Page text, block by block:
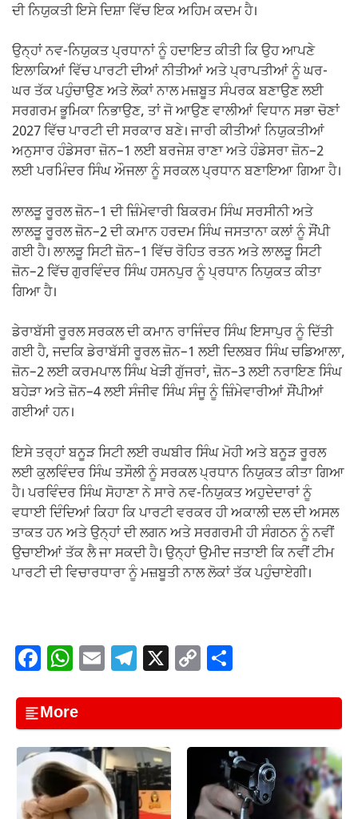
ਦੀ ਨਿਯੁਕਤੀ ਇਸੇ ਦਿਸ਼ਾ ਵਿੱਚ ਇਕ ਅਹਿਮ ਕਦਮ ਹੈ।
ਉਨ੍ਹਾਂ ਨਵ-ਨਿਯੁਕਤ ਪ੍ਰਧਾਨਾਂ ਨੂੰ ਹਦਾਇਤ ਕੀਤੀ ਕਿ ਉਹ ਆਪਣੇ
ਇਲਾਕਿਆਂ ਵਿੱਚ ਪਾਰਟੀ ਦੀਆਂ ਨੀਤੀਆਂ ਅਤੇ ਪ੍ਰਾਪਤੀਆਂ ਨੂੰ ਘਰ-
ਘਰ ਤੱਕ ਪਹੁੰਚਾਉਣ ਅਤੇ ਲੋਕਾਂ ਨਾਲ ਮਜ਼ਬੂਤ ਸੰਪਰਕ ਬਣਾਉਣ ਲਈ
ਸਰਗਰਮ ਭੂਮਿਕਾ ਨਿਭਾਉਣ, ਤਾਂ ਜੋ ਆਉਣ ਵਾਲੀਆਂ ਵਿਧਾਨ ਸਭਾ ਚੋਣਾਂ
2027 ਵਿੱਚ ਪਾਰਟੀ ਦੀ ਸਰਕਾਰ ਬਣੇ। ਜਾਰੀ ਕੀਤੀਆਂ ਨਿਯੁਕਤੀਆਂ
ਅਨੁਸਾਰ ਹੰਡੇਸਰਾ ਜ਼ੋਨ–1 ਲਈ ਬਰਜੇਸ਼ ਰਾਣਾ ਅਤੇ ਹੰਡੇਸਰਾ ਜ਼ੋਨ–2
ਲਈ ਪਰਮਿੰਦਰ ਸਿੰਘ ਔਜਲਾ ਨੂੰ ਸਰਕਲ ਪ੍ਰਧਾਨ ਬਣਾਇਆ ਗਿਆ ਹੈ।
ਲਾਲੜੂ ਰੂਰਲ ਜ਼ੋਨ–1 ਦੀ ਜ਼ਿੰਮੇਵਾਰੀ ਬਿਕਰਮ ਸਿੰਘ ਸਰਸੀਨੀ ਅਤੇ
ਲਾਲੜੂ ਰੂਰਲ ਜ਼ੋਨ–2 ਦੀ ਕਮਾਨ ਹਰਦਮ ਸਿੰਘ ਜਸਤਾਨਾ ਕਲਾਂ ਨੂੰ ਸੌਂਪੀ
ਗਈ ਹੈ। ਲਾਲੜੂ ਸਿਟੀ ਜ਼ੋਨ–1 ਵਿੱਚ ਰੋਹਿਤ ਰਤਨ ਅਤੇ ਲਾਲੜੂ ਸਿਟੀ
ਜ਼ੋਨ–2 ਵਿੱਚ ਗੁਰਵਿੰਦਰ ਸਿੰਘ ਹਸਨਪੁਰ ਨੂੰ ਪ੍ਰਧਾਨ ਨਿਯੁਕਤ ਕੀਤਾ
ਗਿਆ ਹੈ।
ਡੇਰਾਬੱਸੀ ਰੂਰਲ ਸਰਕਲ ਦੀ ਕਮਾਨ ਰਾਜਿੰਦਰ ਸਿੰਘ ਇਸਾਪੁਰ ਨੂੰ ਦਿੱਤੀ
ਗਈ ਹੈ, ਜਦਕਿ ਡੇਰਾਬੱਸੀ ਰੂਰਲ ਜ਼ੋਨ–1 ਲਈ ਦਿਲਬਰ ਸਿੰਘ ਚਡਿਆਲਾ,
ਜ਼ੋਨ–2 ਲਈ ਕਰਮਪਾਲ ਸਿੰਘ ਖੇੜੀ ਗੁੱਜਰਾਂ, ਜ਼ੋਨ–3 ਲਈ ਨਰਾਇਣ ਸਿੰਘ
ਬਹੇੜਾ ਅਤੇ ਜ਼ੋਨ–4 ਲਈ ਸੰਜੀਵ ਸਿੰਘ ਸੰਜੂ ਨੂੰ ਜ਼ਿੰਮੇਵਾਰੀਆਂ ਸੌਂਪੀਆਂ
ਗਈਆਂ ਹਨ।
ਇਸੇ ਤਰ੍ਹਾਂ ਬਨੂੜ ਸਿਟੀ ਲਈ ਰਘਬੀਰ ਸਿੰਘ ਮੋਹੀ ਅਤੇ ਬਨੂੜ ਰੂਰਲ
ਲਈ ਕੁਲਵਿੰਦਰ ਸਿੰਘ ਤਸੌਲੀ ਨੂੰ ਸਰਕਲ ਪ੍ਰਧਾਨ ਨਿਯੁਕਤ ਕੀਤਾ ਗਿਆ
ਹੈ। ਪਰਵਿੰਦਰ ਸਿੰਘ ਸੋਹਾਣਾ ਨੇ ਸਾਰੇ ਨਵ-ਨਿਯੁਕਤ ਅਹੁਦੇਦਾਰਾਂ ਨੂੰ
ਵਧਾਈ ਦਿੰਦਿਆਂ ਕਿਹਾ ਕਿ ਪਾਰਟੀ ਵਰਕਰ ਹੀ ਅਕਾਲੀ ਦਲ ਦੀ ਅਸਲ
ਤਾਕਤ ਹਨ ਅਤੇ ਉਨ੍ਹਾਂ ਦੀ ਲਗਨ ਅਤੇ ਸਰਗਰਮੀ ਹੀ ਸੰਗਠਨ ਨੂੰ ਨਵੀਂ
ਉਚਾਈਆਂ ਤੱਕ ਲੈ ਜਾ ਸਕਦੀ ਹੈ। ਉਨ੍ਹਾਂ ਉਮੀਦ ਜਤਾਈ ਕਿ ਨਵੀਂ ਟੀਮ
ਪਾਰਟੀ ਦੀ ਵਿਚਾਰਧਾਰਾ ਨੂੰ ਮਜ਼ਬੂਤੀ ਨਾਲ ਲੋਕਾਂ ਤੱਕ ਪਹੁੰਚਾਏਗੀ।
F
c
e
b
o
o
W
at
s
A
p
p
E
ail
T
e
gr
a
m
X C
p
y
Li
n
k
ar
e
More